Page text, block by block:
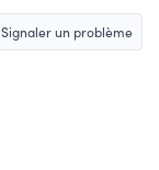
Signaler un problème